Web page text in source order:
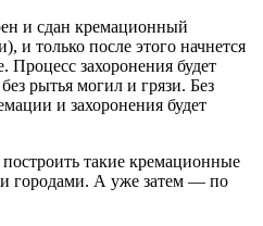
и сдан кремационный
и только после этого начнется
Процесс захоронения будет
рытья могил и грязи. Без
и захоронения будет
такие кремационные
городами. А уже затем — по